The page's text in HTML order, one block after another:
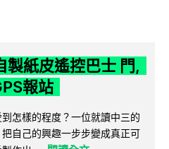
製紙皮遙控巴士 門,
報站
怎樣的程度？一位就讀中三的
自己的興趣一步步變成真正可